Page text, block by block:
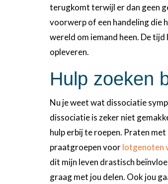
terugkomt terwijl er dan geen
voorwerp of een handeling die
wereld om iemand heen. De
opleveren.
Hulp zoeken
Nu je weet wat dissociatie
dissociatie is zeker niet
hulp erbij te roepen. Praten
praatgroepen voorlotgenoten
dit mijn leven drastisch
graag met jou delen. Ook jou